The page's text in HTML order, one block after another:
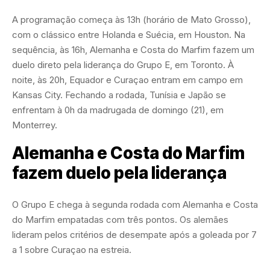
A programação começa às 13h (horário de Mato Grosso),
com o clássico entre Holanda e Suécia, em Houston. Na
sequência, às 16h, Alemanha e Costa do Marfim fazem um
duelo direto pela liderança do Grupo E, em Toronto. À
noite, às 20h, Equador e Curaçao entram em campo em
Kansas City. Fechando a rodada, Tunísia e Japão se
enfrentam à 0h da madrugada de domingo (21), em
Monterrey.
Alemanha e Costa do Marfim
fazem duelo pela liderança
O Grupo E chega à segunda rodada com Alemanha e Costa
do Marfim empatadas com três pontos. Os alemães
lideram pelos critérios de desempate após a goleada por 7
a 1 sobre Curaçao na estreia.